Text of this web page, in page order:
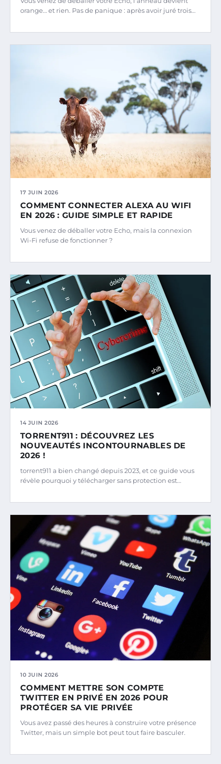
orange… et rien. Pas de panique : après avoir juré trois…
17 JUIN 2026
COMMENT CONNECTER ALEXA AU WIFI
EN 2026 : GUIDE SIMPLE ET RAPIDE
Vous venez de déballer votre Echo, mais la connexion
Wi-Fi refuse de fonctionner ?
14 JUIN 2026
TORRENT911 : DÉCOUVREZ LES
NOUVEAUTÉS INCONTOURNABLES DE
2026 !
torrent911 a bien changé depuis 2023, et ce guide vous
révèle pourquoi y télécharger sans protection est…
10 JUIN 2026
COMMENT METTRE SON COMPTE
TWITTER EN PRIVÉ EN 2026 POUR
PROTÉGER SA VIE PRIVÉE
Vous avez passé des heures à construire votre présence
Twitter, mais un simple bot peut tout faire basculer.